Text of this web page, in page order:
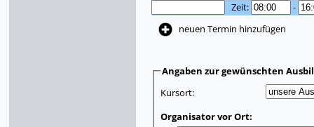
Zeit:
-
neuen Termin hinzufügen
Angaben zur gewünschten
Kursort:
Organisator vor Ort: